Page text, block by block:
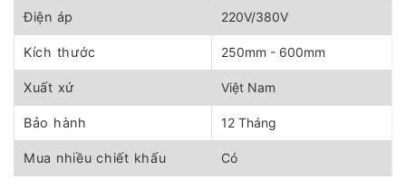
Điện áp 220V/380V
Kích thước 250mm - 600mm
Xuất xứ Việt Nam
Bảo hành 12 Tháng
Mua nhiều chiết khấu Có